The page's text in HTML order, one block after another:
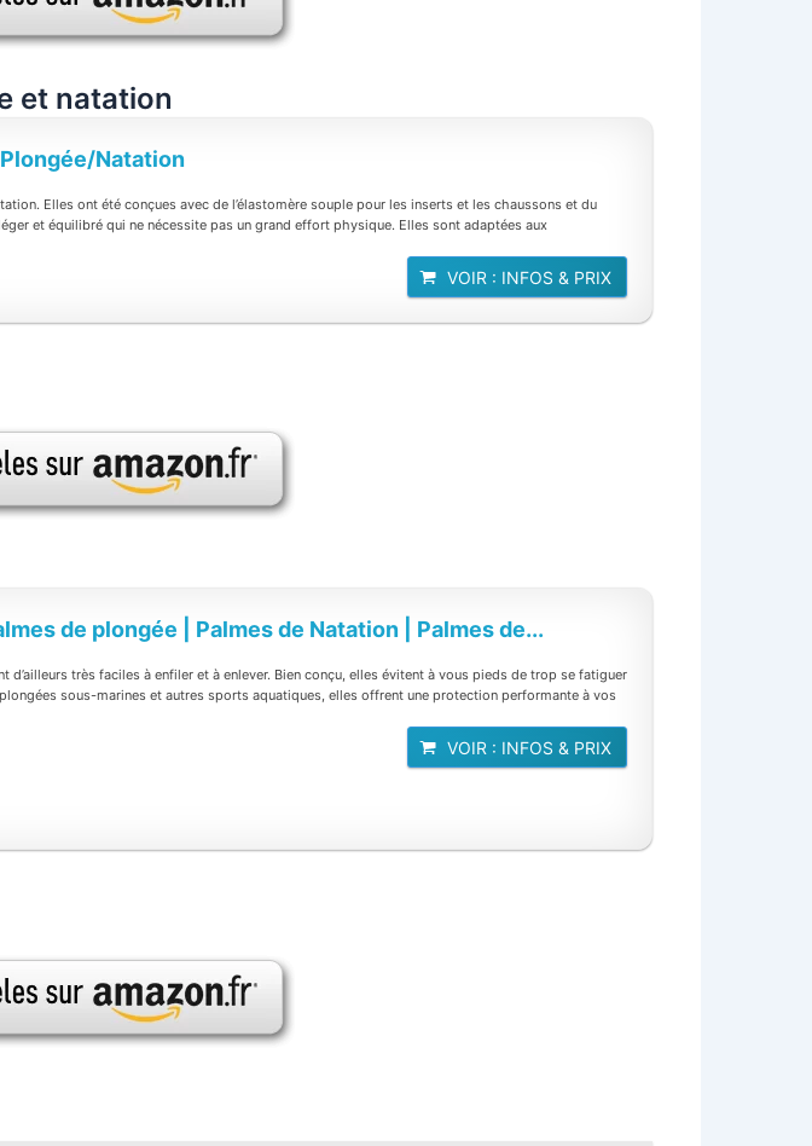
et natation
Natation
Elles ont été conçues avec de l’élastomère souple pour les inserts et les chaussons et du
et équilibré qui ne nécessite pas un grand effort physique. Elles sont adaptées aux
VOIR : INFOS & PRIX
de plongée | Palmes de Natation | Palmes de...
très faciles à enfiler et à enlever. Bien conçu, elles évitent à vous pieds de trop se fatiguer
sous-marines et autres sports aquatiques, elles offrent une protection performante à vos
VOIR : INFOS & PRIX